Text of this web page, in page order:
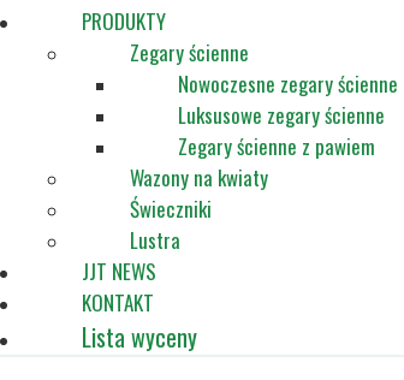
PRODUKTY
Zegary ścienne
Nowoczesne zegary ścienne
Luksusowe zegary ścienne
Zegary ścienne z pawiem
Wazony na kwiaty
Świeczniki
Lustra
JJT NEWS
KONTAKT
Lista wyceny